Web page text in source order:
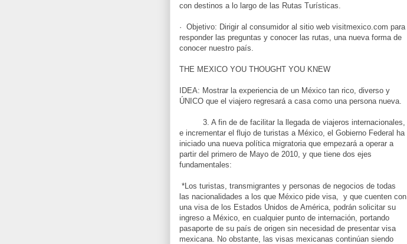
con destinos a lo largo de las Rutas Turísticas.
· Objetivo: Dirigir al consumidor al sitio web visitmexico.com para
responder las preguntas y conocer las rutas, una nueva forma de
conocer nuestro país.
THE MEXICO YOU THOUGHT YOU KNEW
IDEA: Mostrar la experiencia de un México tan rico, diverso y
ÚNICO que el viajero regresará a casa como una persona nueva.
3. A fin de de facilitar la llegada de viajeros internacionales,
e incrementar el flujo de turistas a México, el Gobierno Federal ha
iniciado una nueva política migratoria que empezará a operar a
partir del primero de Mayo de 2010, y que tiene dos ejes
fundamentales:
*Los turistas, transmigrantes y personas de negocios de todas
las nacionalidades a los que México pide visa, y que cuenten con
una visa de los Estados Unidos de América, podrán solicitar su
ingreso a México, en cualquier punto de internación, portando
pasaporte de su país de origen sin necesidad de presentar visa
mexicana. No obstante, las visas mexicanas continúan siendo